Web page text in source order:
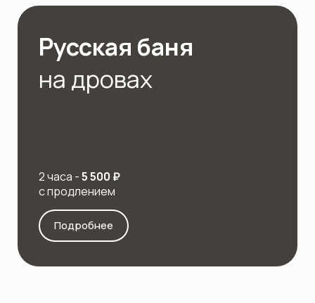
Русская баня
на дровах
2 часа -5 500 ₽
с продлением
Подробнее